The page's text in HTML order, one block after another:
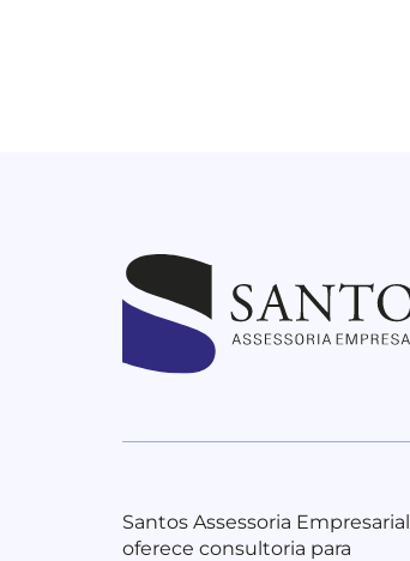
Santos Assessoria Empresarial
oferece consultoria para